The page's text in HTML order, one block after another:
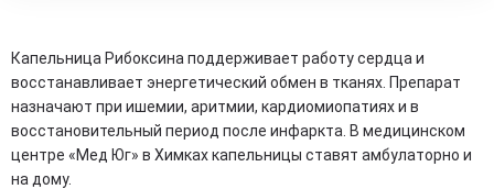
Капельница Рибоксина поддерживает работу сердца и
восстанавливает энергетический обмен в тканях. Препарат
назначают при ишемии, аритмии, кардиомиопатиях и в
восстановительный период после инфаркта. В медицинском
центре «Мед Юг» в Химках капельницы ставят амбулаторно и
на дому.